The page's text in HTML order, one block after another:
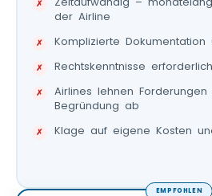
der Airline
Komplizierte Dokumentation
Rechtskenntnisse erforderlich
Airlines lehnen
Begründung ab
Klage auf eigene Kosten
EMPFOHLEN